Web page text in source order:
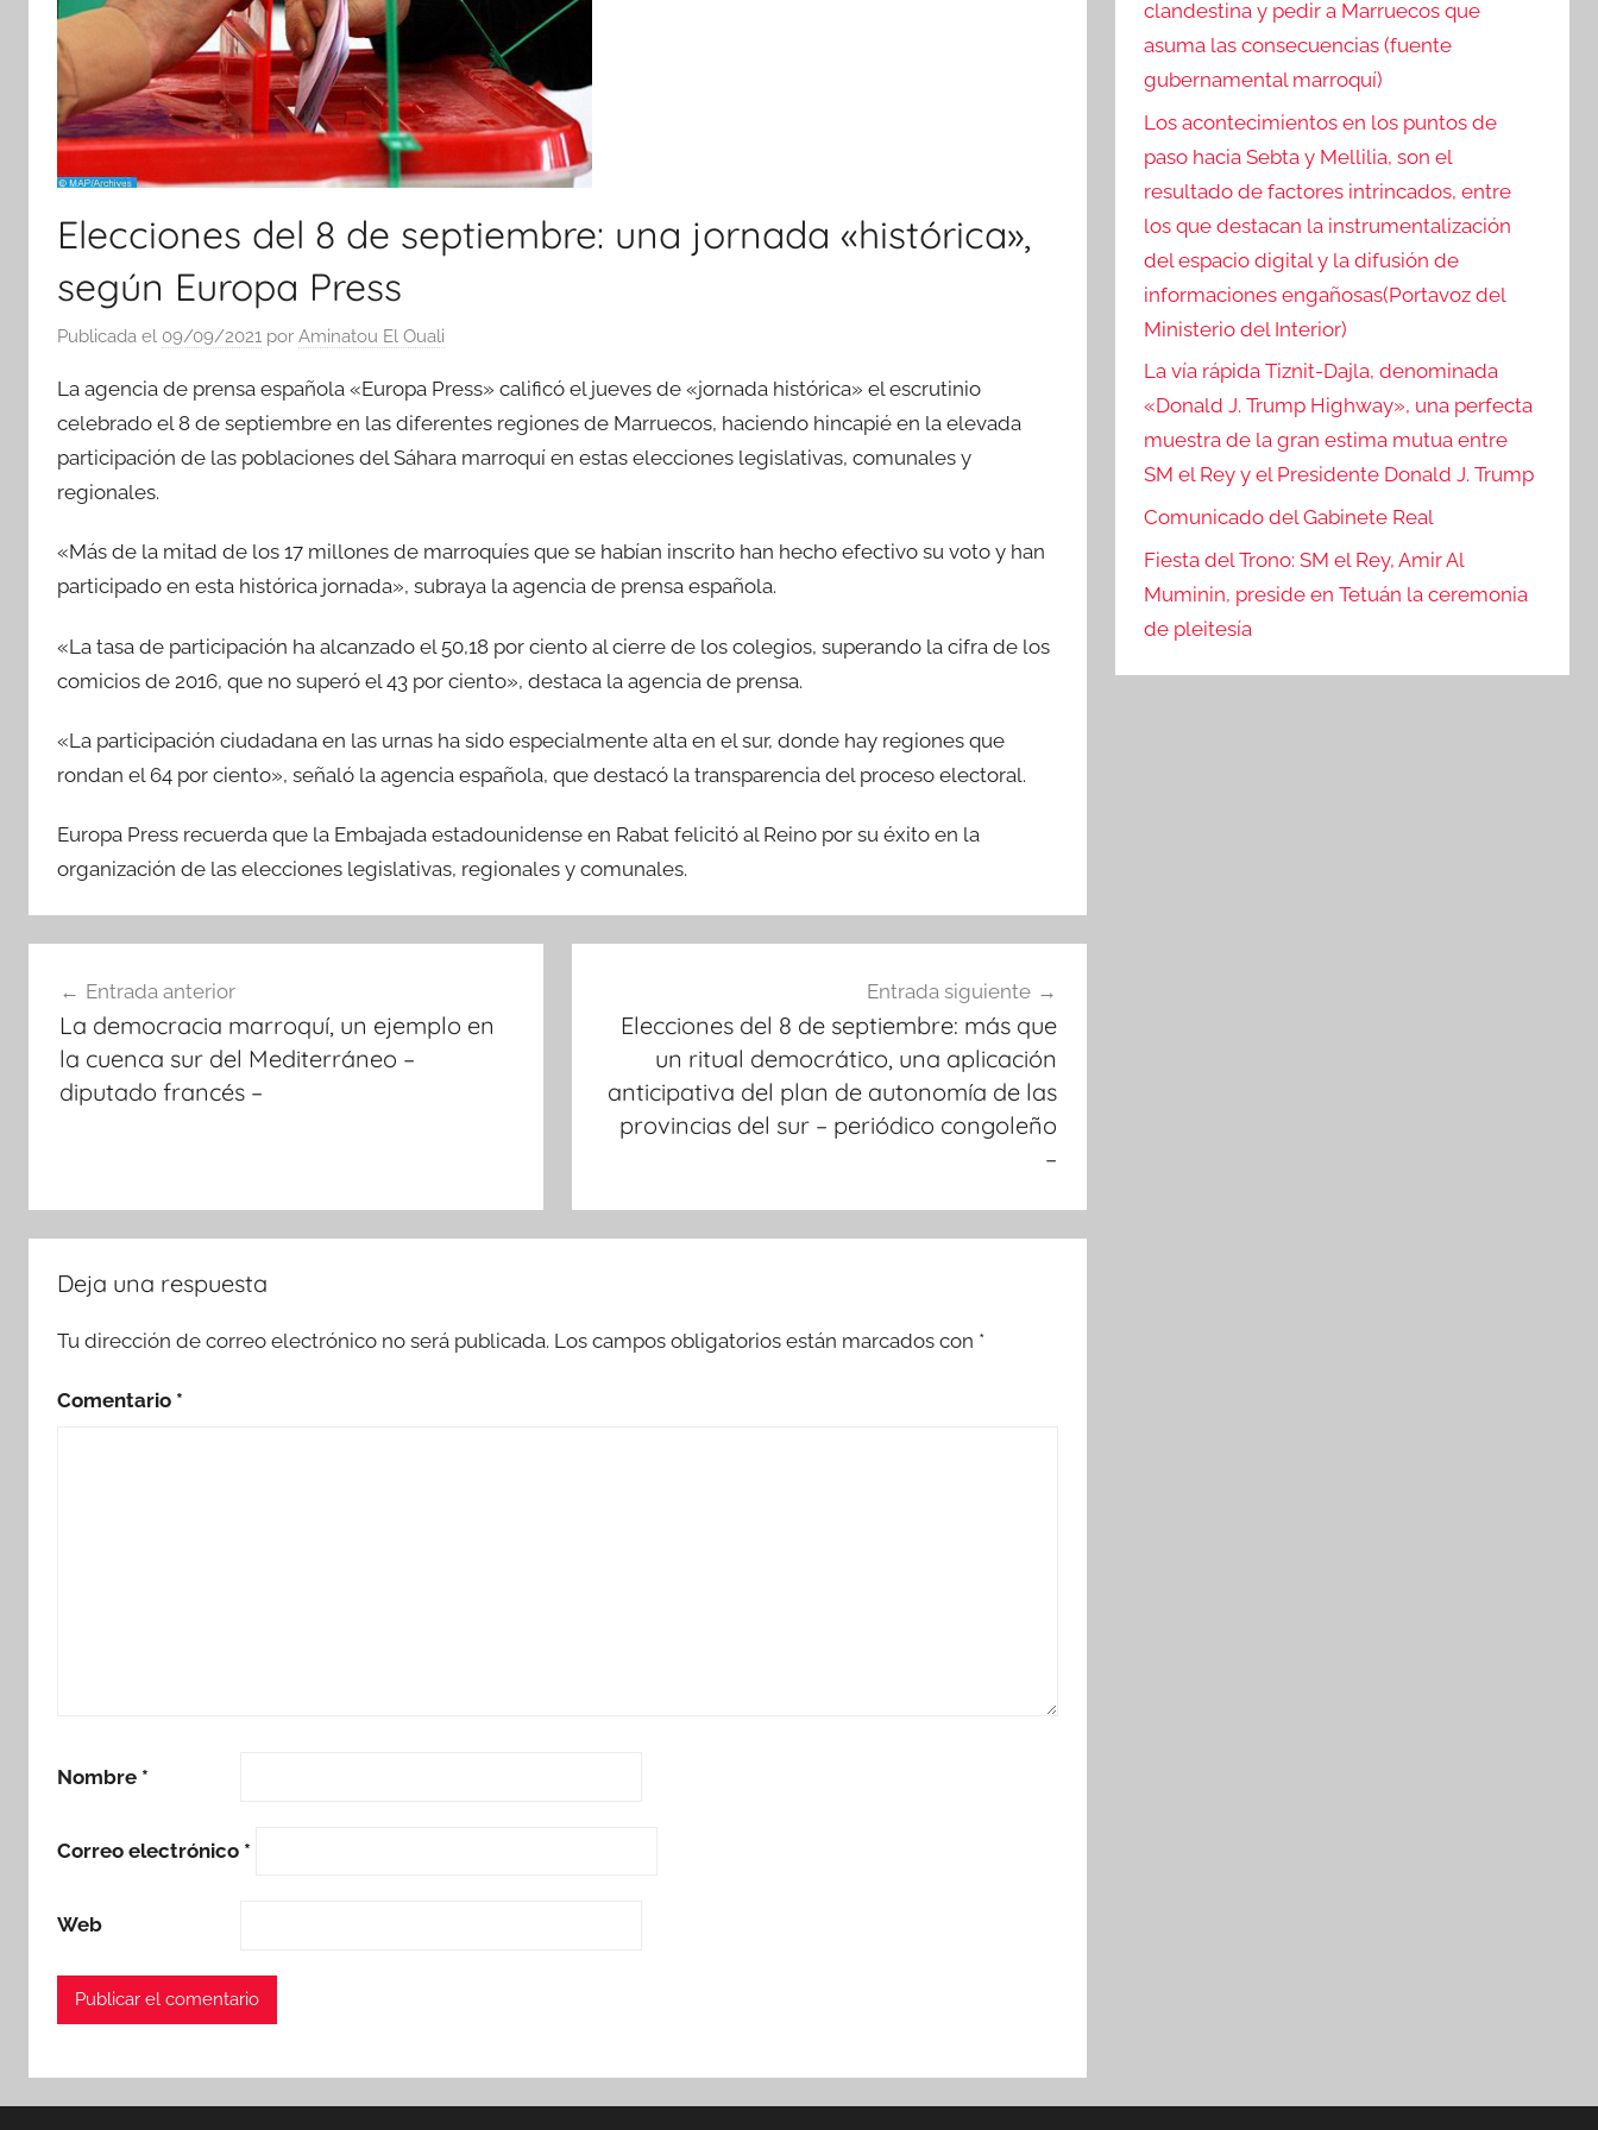
Elecciones del 8 de septiembre: una jornada «histórica»,
según Europa Press
Publicada el 09/09/2021 por Aminatou El Ouali
La agencia de prensa española «Europa Press» calificó el jueves de «jornada histórica» el escrutinio
celebrado el 8 de septiembre en las diferentes regiones de Marruecos, haciendo hincapié en la elevada
participación de las poblaciones del Sáhara marroquí en estas elecciones legislativas, comunales y
regionales.
«Más de la mitad de los 17 millones de marroquíes que se habían inscrito han hecho efectivo su voto y han
participado en esta histórica jornada», subraya la agencia de prensa española.
«La tasa de participación ha alcanzado el 50,18 por ciento al cierre de los colegios, superando la cifra de los
comicios de 2016, que no superó el 43 por ciento», destaca la agencia de prensa.
«La participación ciudadana en las urnas ha sido especialmente alta en el sur, donde hay regiones que
rondan el 64 por ciento», señaló la agencia española, que destacó la transparencia del proceso electoral.
Europa Press recuerda que la Embajada estadounidense en Rabat felicitó al Reino por su éxito en la
organización de las elecciones legislativas, regionales y comunales.
de
entradas
Entrada anterior
La democracia marroquí, un ejemplo en
la cuenca sur del Mediterráneo –
diputado francés –
Entrada siguiente
Elecciones del 8 de septiembre: más que
un ritual democrático, una aplicación
anticipativa del plan de autonomía de las
provincias del sur – periódico congoleño
–
Deja una respuesta
Tu dirección de correo electrónico no será publicada. Los campos obligatorios están marcados con *
Comentario *
Nombre *
Correo electrónico *
Web
clandestina y pedir a Marruecos que
asuma las consecuencias (fuente
gubernamental marroquí)
Los acontecimientos en los puntos de
paso hacia Sebta y Mellilia, son el
resultado de factores intrincados, entre
los que destacan la instrumentalización
del espacio digital y la difusión de
informaciones engañosas(Portavoz del
Ministerio del Interior)
La vía rápida Tiznit-Dajla, denominada
«Donald J. Trump Highway», una perfecta
muestra de la gran estima mutua entre
SM el Rey y el Presidente Donald J. Trump
Comunicado del Gabinete Real
Fiesta del Trono: SM el Rey, Amir Al
Muminin, preside en Tetuán la ceremonia
de pleitesía